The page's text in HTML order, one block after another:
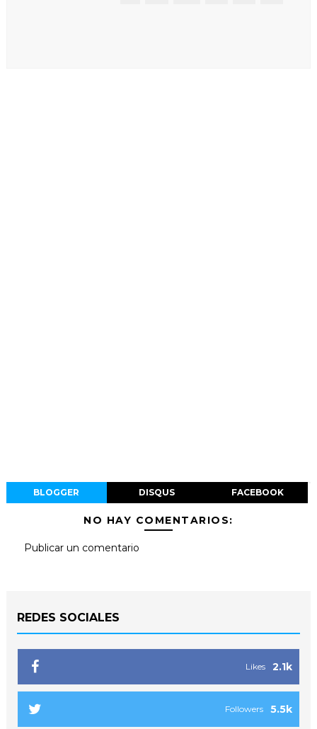
BLOGGER DISQUS FACEBOOK
NO HAY COMENTARIOS:
Publicar un comentario
REDES SOCIALES
2.1k
Likes
5.5k
Followers